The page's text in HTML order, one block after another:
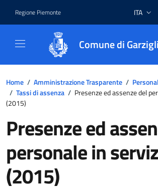
Regione Piemonte Lingua
ITA
Comune di
Home / Amministrazione Trasparente /
/ Tassi di assenza / Presenze ed assenze del
(2015)
Presenze ed
personale in
(2015)